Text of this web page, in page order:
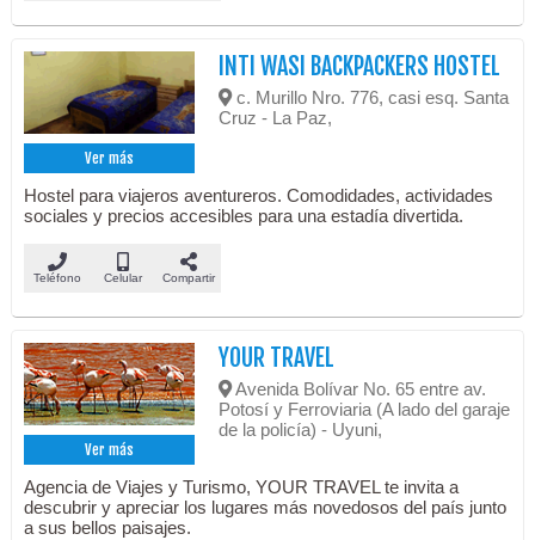
Ver más
INTI WASI BACKPACKERS HOSTEL
c. Murillo Nro. 776, casi esq. Santa
Cruz - La Paz,
Hostel para viajeros aventureros. Comodidades, actividades
sociales y precios accesibles para una estadía divertida.
Teléfono Celular Compartir
Ver más
YOUR TRAVEL
Avenida Bolívar No. 65 entre av.
Potosí y Ferroviaria (A lado del garaje
de la policía) - Uyuni,
Agencia de Viajes y Turismo, YOUR TRAVEL te invita a
descubrir y apreciar los lugares más novedosos del país junto
a sus bellos paisajes.